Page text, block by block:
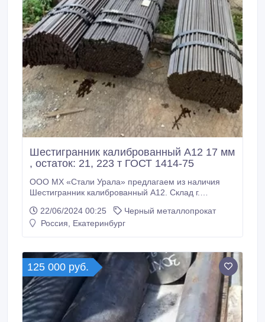
Шестигранник калиброванный А12 17 мм
, остаток: 21, 223 т ГОСТ 1414-75
ООО МХ «Стали Урала» предлагаем из наличия
Шестигранник калиброванный А12. Склад г.
А12 по нужным вам размерам по длине. Все
шестигранники с сертификатами! * Шестигранник
22/06/2024 00:25
Черный металлопрокат
Россия, Екатеринбург
125 000 руб.